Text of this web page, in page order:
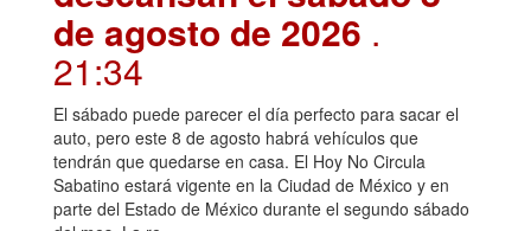
de agosto de 2026 .
21:34
El sábado puede parecer el día perfecto para sacar el
auto, pero este 8 de agosto habrá vehículos que
tendrán que quedarse en casa. El Hoy No Circula
Sabatino estará vigente en la Ciudad de México y en
parte del Estado de México durante el segundo sábado